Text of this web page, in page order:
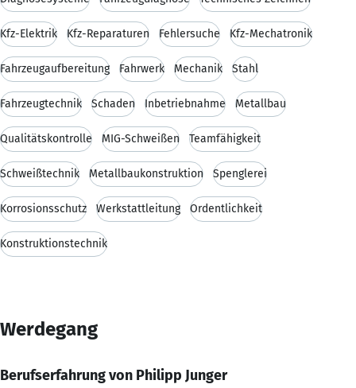
Kfz-Elektrik Kfz-Reparaturen Fehlersuche Kfz-Mechatronik
Fahrzeugaufbereitung Fahrwerk Mechanik Stahl
Fahrzeugtechnik Schaden Inbetriebnahme Metallbau
Qualitätskontrolle MIG-Schweißen Teamfähigkeit
Schweißtechnik Metallbaukonstruktion Spenglerei
Korrosionsschutz Werkstattleitung Ordentlichkeit
Konstruktionstechnik
Werdegang
Berufserfahrung von Philipp Junger